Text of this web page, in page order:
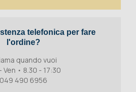
telefonica per fare
l'ordine?
quando vuoi
Ven • 8.30 - 17:30
049 490 6956